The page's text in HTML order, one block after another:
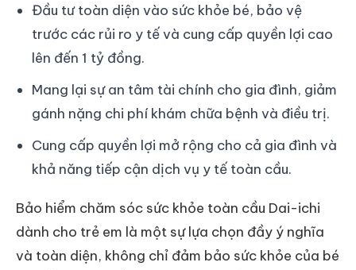
Đầu tư toàn diện vào sức khỏe bé, bảo vệ
trước các rủi ro y tế và cung cấp quyền lợi cao
lên đến 1 tỷ đồng.
Mang lại sự an tâm tài chính cho gia đình, giảm
gánh nặng chi phí khám chữa bệnh và điều trị.
Cung cấp quyền lợi mở rộng cho cả gia đình và
khả năng tiếp cận dịch vụ y tế toàn cầu.
Bảo hiểm chăm sóc sức khỏe toàn cầu Dai-ichi
dành cho trẻ em là một sự lựa chọn đầy ý nghĩa
và toàn diện, không chỉ đảm bảo sức khỏe của bé